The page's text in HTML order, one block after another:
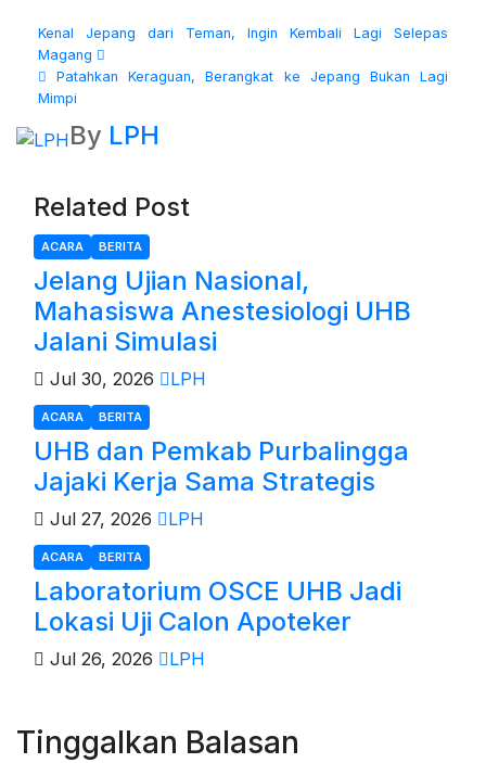
Kenal Jepang dari Teman, Ingin Kembali Lagi Selepas
Magang
Patahkan Keraguan, Berangkat ke Jepang Bukan Lagi
Mimpi
By LPH
Related Post
ACARA BERITA
Jelang Ujian Nasional,
Mahasiswa Anestesiologi UHB
Jalani Simulasi
Jul 30, 2026 LPH
ACARA BERITA
UHB dan Pemkab Purbalingga
Jajaki Kerja Sama Strategis
Jul 27, 2026 LPH
ACARA BERITA
Laboratorium OSCE UHB Jadi
Lokasi Uji Calon Apoteker
Jul 26, 2026 LPH
Tinggalkan Balasan